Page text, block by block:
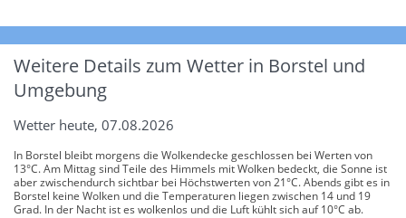
Weitere Details zum Wetter in Borstel und
Umgebung
Wetter heute, 07.08.2026
In Borstel bleibt morgens die Wolkendecke geschlossen bei Werten von
13°C. Am Mittag sind Teile des Himmels mit Wolken bedeckt, die Sonne ist
aber zwischendurch sichtbar bei Höchstwerten von 21°C. Abends gibt es in
Borstel keine Wolken und die Temperaturen liegen zwischen 14 und 19
Grad. In der Nacht ist es wolkenlos und die Luft kühlt sich auf 10°C ab.